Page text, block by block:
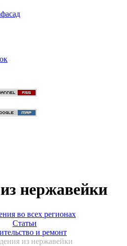
нержавейки
во всех регионах
Статьи
и ремонт
из нержавейки